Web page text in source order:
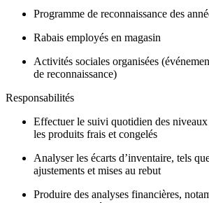
Programme de reconnaissance des
Rabais employés en magasin
Activités sociales organisées
de reconnaissance)
Responsabilités
Effectuer le suivi quotidien des
les produits frais et congelés
Analyser les écarts d’inventaire, tels
ajustements et mises au rebut
Produire des analyses financières,